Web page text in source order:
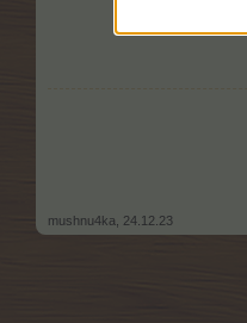
mushnu4ka 24.12.23